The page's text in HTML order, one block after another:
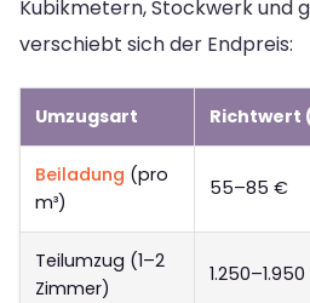
Kubikmetern, Stockwerk und
verschiebt sich der Endpreis:
Umzugsart Richtwert
Beiladung (pro
m³)
55–85 €
Teilumzug (1–2
Zimmer)